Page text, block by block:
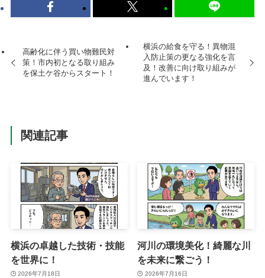
高齢化に伴う買い物難民対
策！市内初となる取り組み
を保土ケ谷からスタート！
横浜の給食を守る！異物混
入防止策の更なる強化を言
及！改善に向け取り組みが
進んでいます！
関連記事
横浜の卓越した技術・技能
を世界に！
2026年7月18日
河川の環境美化！綺麗な川
を未来に繋ごう！
2026年7月16日